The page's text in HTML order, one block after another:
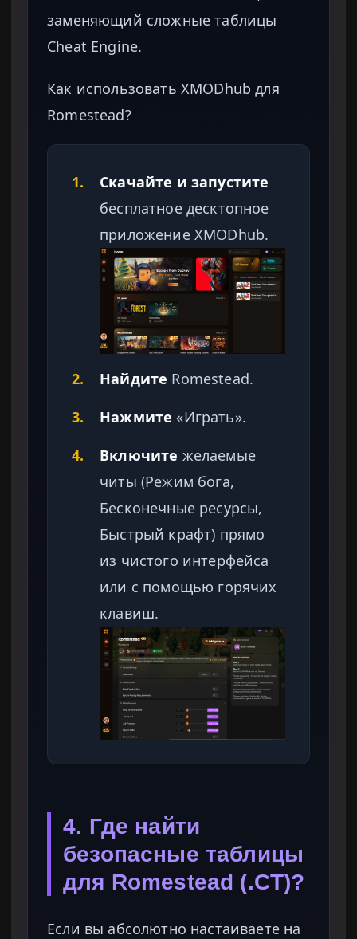
заменяющий сложные таблицы
Cheat Engine.
Как использовать XMODhub для
Romestead?
1.
Скачайте и запустите
бесплатное десктопное
приложение XMODhub.
2. Найдите Romestead.
3.
Нажмите «Играть».
4.
Включите желаемые
читы (Режим бога,
Бесконечные ресурсы,
Быстрый крафт) прямо
из чистого интерфейса
или с помощью горячих
клавиш.
4. Где найти
безопасные таблицы
для Romestead (.CT)?
Если вы абсолютно настаиваете на